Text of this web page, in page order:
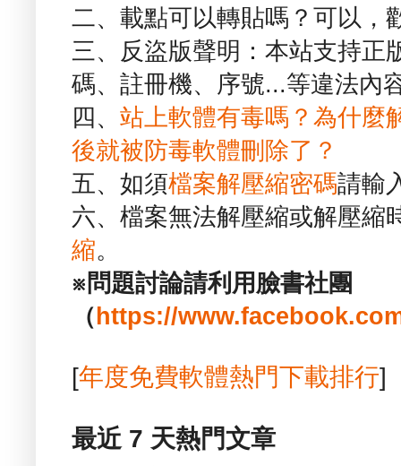
二、載點可以轉貼嗎？可以，
三、反盜版聲明：本站支持正
碼、註冊機、序號...等違法內
四、 站上軟體有毒嗎？為什麼
後就被防毒軟體刪除了？
五、如須檔案解壓縮密碼請輸
六、檔案無法解壓縮或解壓縮
縮。
※問題討論請利用臉書社團
（ https://
[年度免費軟體熱門下載排行]
最近 7 天熱門文章